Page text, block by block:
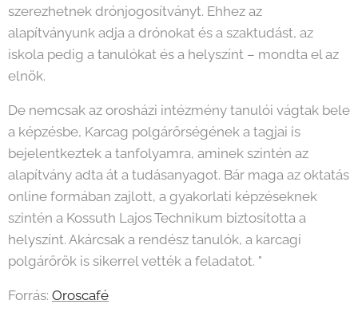
szerezhetnek drónjogosítványt. Ehhez az
alapítványunk adja a drónokat és a szaktudást, az
iskola pedig a tanulókat és a helyszínt – mondta el az
elnök.
De nemcsak az orosházi intézmény tanulói vágtak bele
a képzésbe, Karcag polgárőrségének a tagjai is
bejelentkeztek a tanfolyamra, aminek szintén az
alapítvány adta át a tudásanyagot. Bár maga az oktatás
online formában zajlott, a gyakorlati képzéseknek
szintén a Kossuth Lajos Technikum biztosította a
helyszínt. Akárcsak a rendész tanulók, a karcagi
polgárőrök is sikerrel vették a feladatot. "
Forrás: Oroscafé